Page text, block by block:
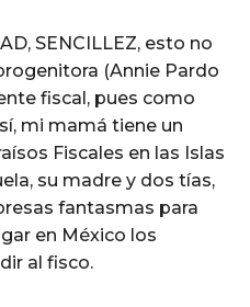
SENCILLEZ, esto no
(Annie Pardo
fiscal, pues como
mi mamá tiene un
Fiscales en las Islas
su madre y dos tías,
fantasmas para
en México los
al fisco.